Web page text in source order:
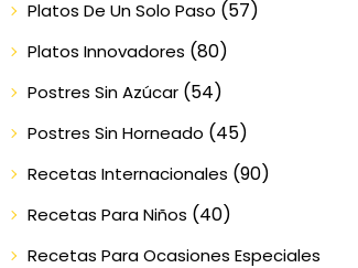
Platos De Un Solo Paso (57)
Platos Innovadores (80)
Postres Sin Azúcar(54)
Postres Sin Horneado (45)
Recetas Internacionales (90)
Recetas Para Niños (40)
Recetas Para Ocasiones Especiales